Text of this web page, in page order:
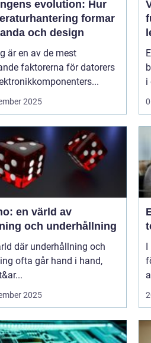
evolution: Hur
formar
och design
är en av de mest
faktorerna för datorers
2025
i
en värld av
och underhållning
där underhållning och
ofta går hand i hand,
2025